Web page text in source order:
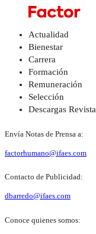
Actualidad
Bienestar
Carrera
Formación
Remuneración
Selección
Descargas Revista
Envía Notas de Prensa a:
factorhumano@ifaes.com
Contacto de Publicidad:
dbarredo@ifaes.com
Conoce quienes somos: